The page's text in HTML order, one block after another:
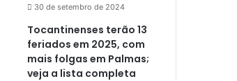
30 de setembro de 2024
Tocantinenses terão 13
feriados em 2025, com
mais folgas em Palmas;
veja a lista completa